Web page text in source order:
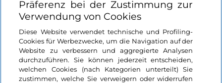
zwischen Villen und Gärten
am Comer See
Lombardei, Como
Stadt
Lombardei, Sondrio
Präferenz bei der Zustimmung zur
Verwendung von Cookies
Diese Website verwendet technische und Profiling-
Cookies für Werbezwecke, um die Navigation auf der
Website zu verbessern und aggregierte Analysen
durchzuführen. Sie können jederzeit entscheiden,
welchen Cookies (nach Kategorien unterteilt) Sie
zustimmen, welche Sie verweigern oder widerrufen